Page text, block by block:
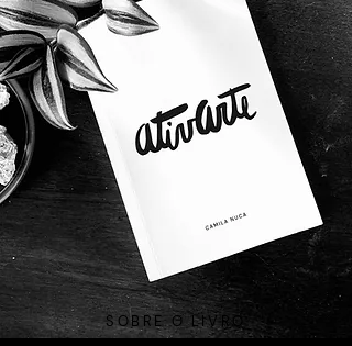
SOBRE O LIVRO